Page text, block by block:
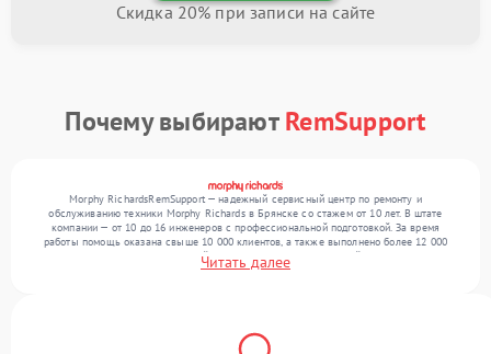
Скидка 20% при записи на сайте
Почему выбираютRemSupport
Morphy RichardsRemSupport — надежный сервисный центр по ремонту и
обслуживанию техники Morphy Richards в Брянске со стажем от 10 лет. В штате
компании — от 10 до 16 инженеров с профессиональной подготовкой. За время
работы помощь оказана свыше 10 000 клиентов, а также выполнено более 12 000
ремонтов. Ежемесячно в сервисный центр поступает от 300 устройств, включая , , . Мы
выполняем ремонт различного уровня сложности и обеспечиваем надежный
Читать далее